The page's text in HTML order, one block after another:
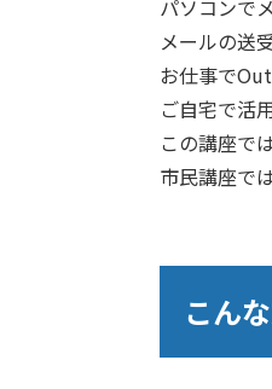
パソコンで
メールの送
お仕事で
ご自宅で活
この講座で
市民講座で
こん